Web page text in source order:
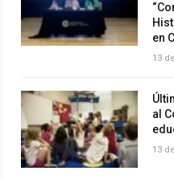
en
13
al
13